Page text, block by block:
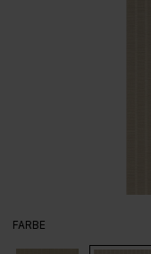
FARBE